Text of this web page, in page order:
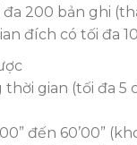
đa 200 bản ghi
đích có tối đa
gian (tối đa 5
đến 60’00”